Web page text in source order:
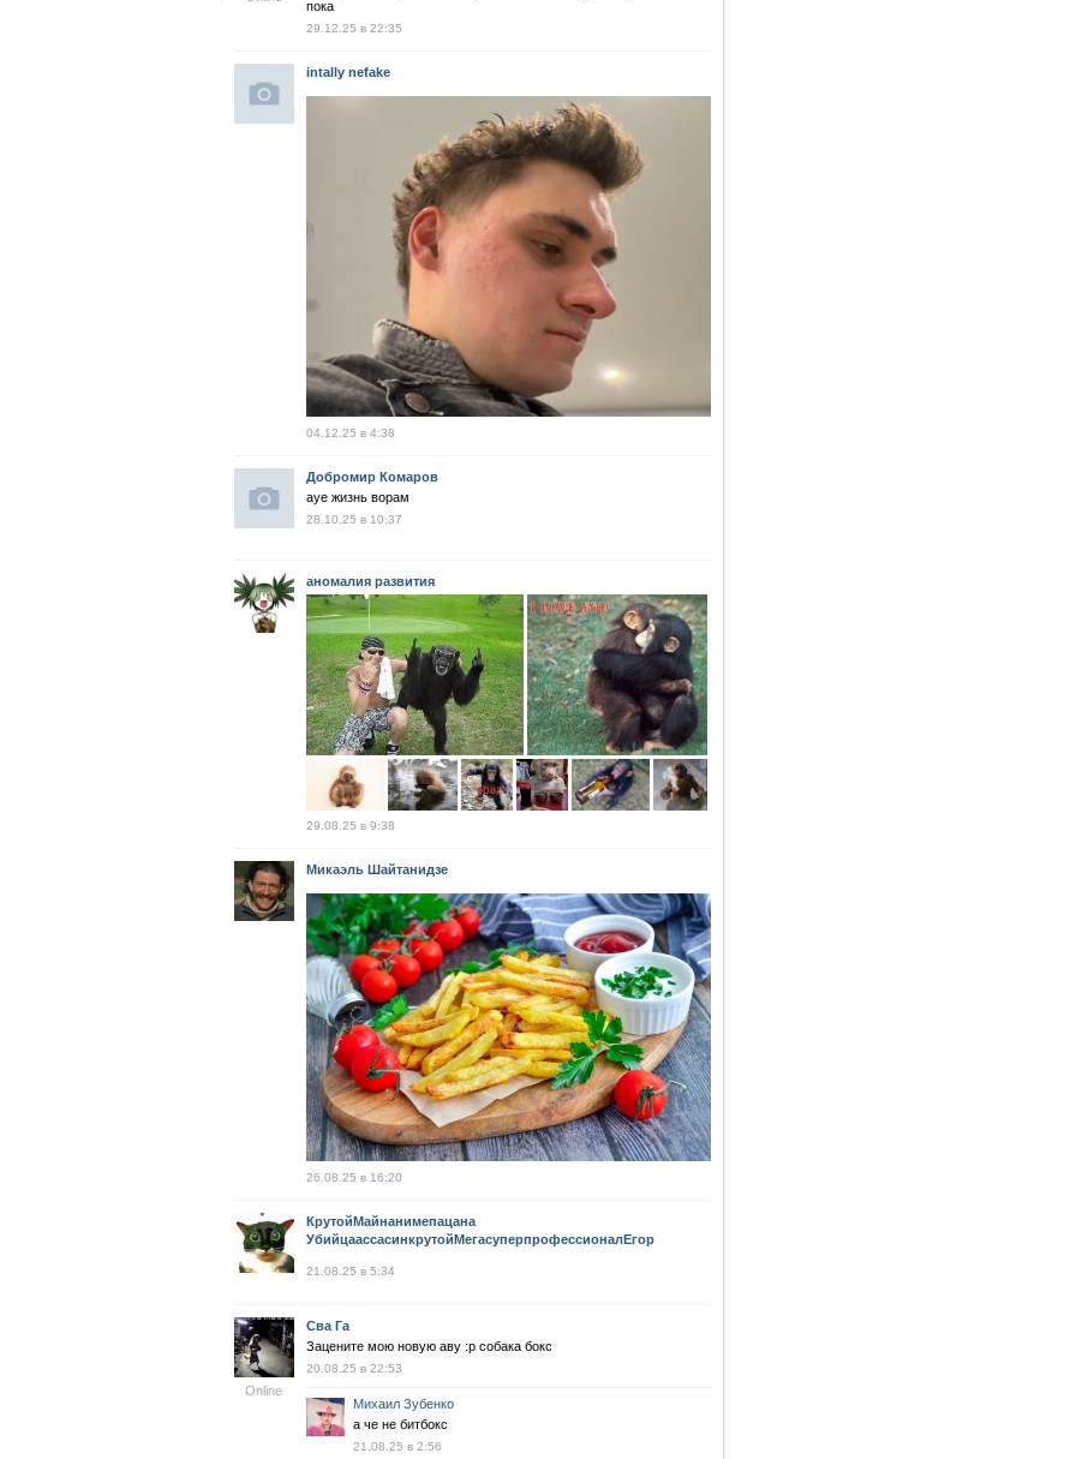
пока
29.12.25 в 22:35
intally nefake
04.12.25 в 4:38
Добромир Комаров
ауе жизнь ворам
28.10.25 в 10:37
аномалия развития
29.08.25 в 9:38
Микаэль Шайтанидзе
26.08.25 в 16:20
КрутойМайнанимепацана
УбийцаассасинкрутойМегасуперпрофессионалЕгор
21.08.25 в 5:34
Online
Сва Га
Зацените мою новую аву :р собака бокс
20.08.25 в 22:53
Михаил Зубенко
а че не битбокс
21.08.25 в 2:56